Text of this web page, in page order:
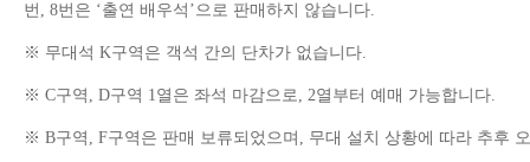
번 , 8번은 ‘출연 배우석 ’으로 판매하지 않습니다.
※ 무대석 K구역은 객석 간의 단차가 없습니다.
※ C구역 , D구역 1열은 좌석 마감으로, 2열부터 예매 가능합니다.
※ B구역 , F구역은 판매 보류되었으며 , 무대 설치 상황에 따라 추후